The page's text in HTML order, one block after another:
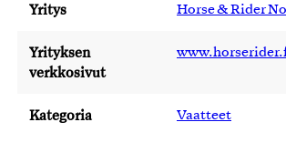
Yritys Horse & Rider
Yrityksen
verkkosivut
Kategoria Vaatteet